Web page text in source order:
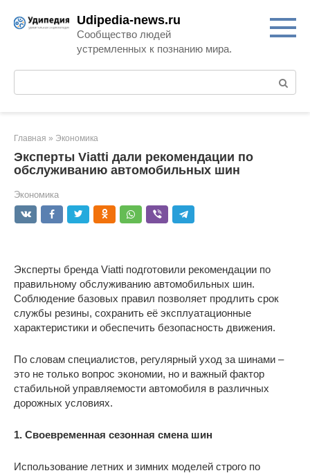
Udipedia-news.ru
Сообщество людей
устремленных к познанию мира.
Главная » Экономика
Эксперты Viatti дали рекомендации по
обслуживанию автомобильных шин
Экономика
Эксперты бренда Viatti подготовили рекомендации по
правильному обслуживанию автомобильных шин.
Соблюдение базовых правил позволяет продлить срок
службы резины, сохранить её эксплуатационные
характеристики и обеспечить безопасность движения.
По словам специалистов, регулярный уход за шинами –
это не только вопрос экономии, но и важный фактор
стабильной управляемости автомобиля в различных
дорожных условиях.
1. Своевременная сезонная смена шин
Использование летних и зимних моделей строго по